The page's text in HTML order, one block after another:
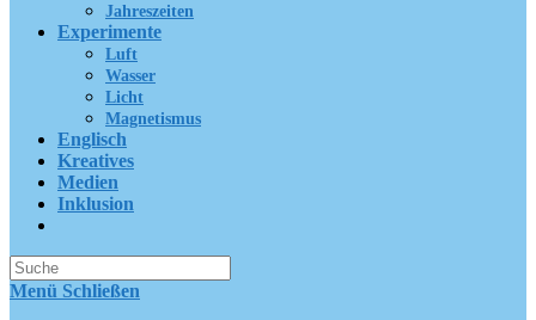
Jahreszeiten
Experimente
Luft
Wasser
Licht
Magnetismus
Englisch
Kreatives
Medien
Inklusion
Suche
nach:
Menü Schließen